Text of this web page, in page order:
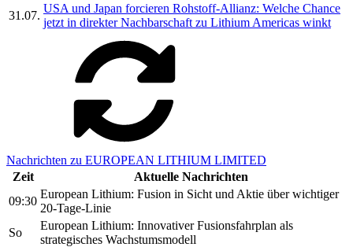
31.07.
USA und Japan forcieren Rohstoff-Allianz: Welche Chance
jetzt in direkter Nachbarschaft zu Lithium Americas winkt
Nachrichten zu EUROPEAN LITHIUM LIMITED
Zeit
Aktuelle Nachrichten
09:30
European Lithium: Fusion in Sicht und Aktie über wichtiger
20-Tage-Linie
So
European Lithium: Innovativer Fusionsfahrplan als
strategisches Wachstumsmodell